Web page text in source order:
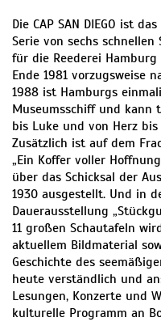
Die CAP SAN DIEGO ist
Serie von sechs
für die Reederei
Ende 1981 vorzugsweise
1988 ist Hamburgs
Museumsschiff und kann
bis Luke und von Herz
Zusätzlich ist auf dem
„Ein Koffer voller
über das Schicksal der
1930 ausgestellt. Und in
Dauerausstellung
11 großen Schautafeln
aktuellem Bildmaterial
Geschichte des
heute verständlich und
Lesungen, Konzerte und
kulturelle Programm an